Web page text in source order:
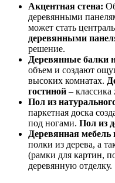
Акцентная стена:
деревянными
может стать
деревянными
решение.
Деревянные балки
объем и создают
высоких комнатах.
гостиной – классика
Пол из
паркетная доска
под ногами. Пол из
Деревянная мебель
полки из дерева, а
(рамки для картин,
деревянную отделку.